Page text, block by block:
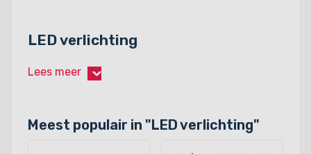
LED verlichting
Lees meer ›
Meest populair in "LED verlichting"